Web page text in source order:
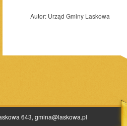
Autor: Urząd Gminy Laskowa
643, gmina@laskowa.pl